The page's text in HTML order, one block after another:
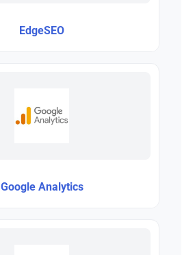
EdgeSEO
Google Analytics